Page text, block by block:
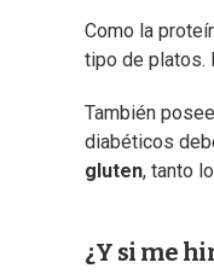
Como la
tipo de platos.
También
diabéticos
gluten, tanto
¿Y si me